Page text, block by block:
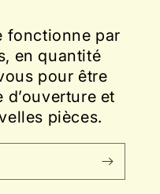
fonctionne par
en quantité
pour être
d’ouverture et
pièces.